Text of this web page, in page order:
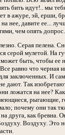
бить идут!.. мы
в ажуре, эй, ерши,
нее, давите ее...
чем опять
Серая пелена.
серой мулетой. На
быть, чтобы ее
равно что черная
заключенных. И
дают. Так
ложатся на нее?
рыгающие,
почему они так
друга, как бревна.
Воздуху. Это